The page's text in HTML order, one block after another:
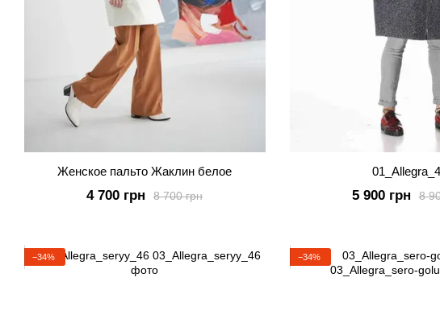
Женское пальто Жаклин белое
8 700 грн
4 700 грн 8
5 900 грн
−34% −34%